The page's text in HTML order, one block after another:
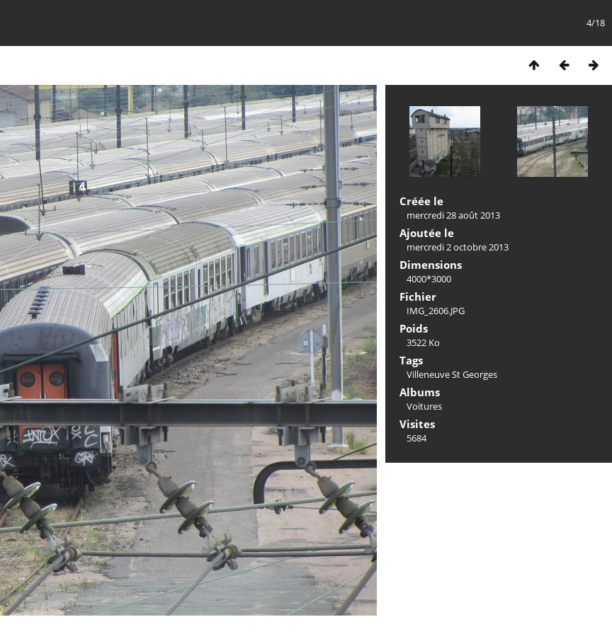
4/18
Créée le
mercredi 28 août 2013
Ajoutée le
mercredi 2 octobre 2013
Dimensions
4000*3000
Fichier
IMG_2606.JPG
Poids
3522 Ko
Tags
Villeneuve St Georges
Albums
Voitures
Visites
5684